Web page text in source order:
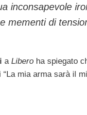
inconsapevole
mementi di
a Libero ha spiegato
mia arma sarà il